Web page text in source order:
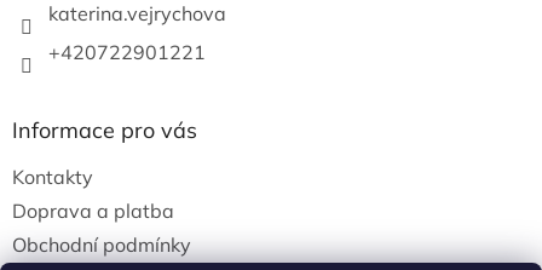
katerina.vejrychova
+420722901221
Informace pro vás
Kontakty
Doprava a platba
Obchodní podmínky